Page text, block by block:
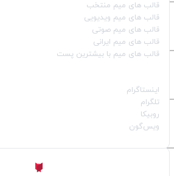
قالب‌ های میم منتخب
قالب‌ های میم ویدیویی
قالب‌ های میم صوتی
قالب‌ های میم ایرانی
قالب‌ های میم با بیشترین پست
اینستاگرام
تلگرام
روبیکا
ویس‌گون